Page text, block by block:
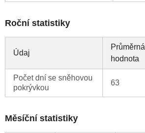
Roční statistiky
Údaj
Průměrná
hodnota
Počet dní se sněhovou
pokrývkou
63
Měsíční statistiky